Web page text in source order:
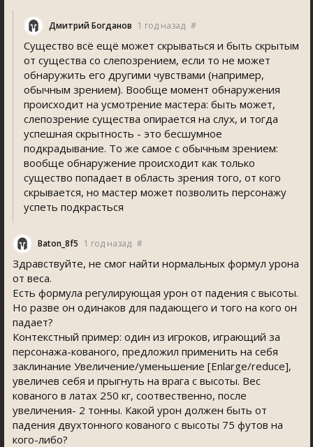
Дмитрий Богданов 1 год назад #
Существо всё ещё может скрываться и быть скрытым
от существа со слепозрением, если то не может
обнаружить его другими чувствами (например,
обычным зрением). Вообще момент обнаружения
происходит на усмотрение мастера: быть может,
слепозрение существа опирается на слух, и тогда
успешная скрытность - это бесшумное
подкрадывание. То же самое с обычным зрением:
вообще обнаружение происходит как только
существо попадает в область зрения того, от кого
скрывается, но мастер может позволить персонажу
успеть подкрасться
Baton_8f5 1 год назад #
Здравствуйте, не смог найти нормальных формул урона
от веса.
Есть формула регулирующая урон от падения с высоты.
Но разве он одинаков для падающего и того на кого он
падает?
Контекстный пример: один из игроков, играющий за
персонажа-кованого, предложил применить на себя
заклинание Увеличение/уменьшение [Enlarge/reduce],
увеличев себя и прыгнуть на врага с высоты. Вес
кованого в латах 250 кг, соотвественно, после
увеличения- 2 тонны. Какой урон должен быть от
падения двухтонного кованого с высоты 75 футов на
кого-либо?